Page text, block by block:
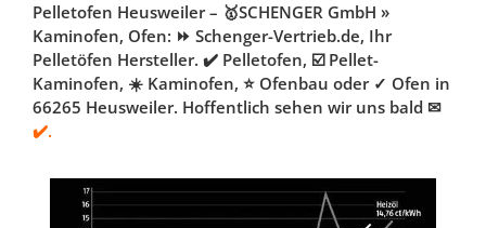
Pelletofen Heusweiler – 🥇SCHENGER GmbH »
Kaminofen, Ofen: ⏩ Schenger-Vertrieb.de, Ihr
Pelletöfen Hersteller. ✔️ Pelletofen, ☑️ Pellet-
Kaminofen, ☀️ Kaminofen, ⭐ Ofenbau oder ✓ Ofen in
66265 Heusweiler. Hoffentlich sehen wir uns bald ✉
✔️.